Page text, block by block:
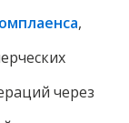
,
через